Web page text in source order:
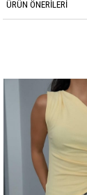
ÜRÜN ÖNERILERI